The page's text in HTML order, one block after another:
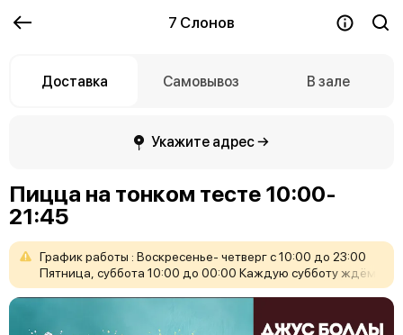
7 Слонов
Доставка Самовывоз В зале
Укажите адрес →
Пицца на тонком тесте 10:00-
21:45
Графикработы : Воскресенье- четвергс10:00 до 23:00
Пятница, суббота 10:00 до 00:00 Каждую субботу ждём
васс20:00до23:30нанашемтанцполе!Вход